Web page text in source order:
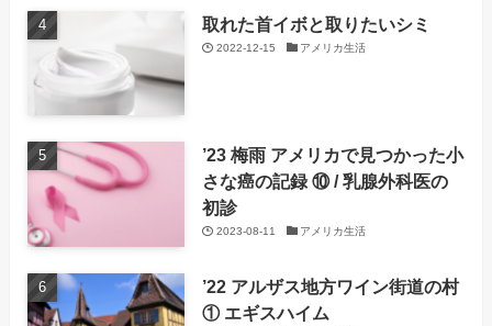
取れた首イボと取りたいシミ
2022-12-15 アメリカ生活
’23 梅雨 アメリカで見つかった小
さな癌の記録 ⑩ / 乳腺外科医の
初診
2023-08-11 アメリカ生活
’22 アルザス地方ワイン街道の村
① エギスハイム